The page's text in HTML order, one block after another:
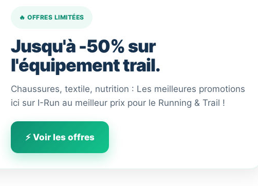
🔥 OFFRES LIMITÉES
Jusqu'à -50% sur
l'équipement trail.
Chaussures, textile, nutrition : Les meilleures promotions
ici sur I-Run au meilleur prix pour le Running & Trail !
⚡ Voir les offres